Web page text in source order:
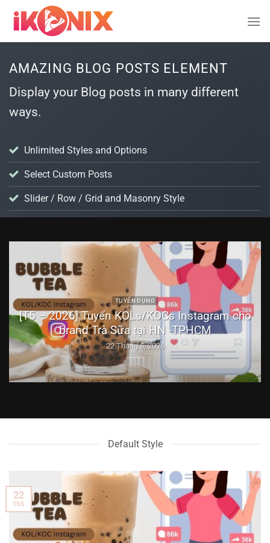
AMAZING BLOG POSTS ELEMENT
Display your Blog posts in many different
ways.
Unlimited Styles and Options
Select Custom Posts
Slider / Row / Grid and Masonry Style
TUYỂN DỤNG
[T5 – 2026] Tuyển KOLs/KOCs Instagram cho
brand Trà Sữa tại HN -TPHCM
22 Tháng 5, 2026
Default Style
22
Th5